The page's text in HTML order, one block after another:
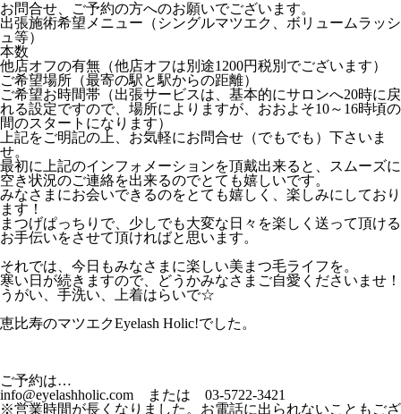
お問合せ、ご予約の方へのお願いでございます。
出張施術希望メニュー（シングルマツエク、ボリュームラッシ
ュ等）
本数
他店オフの有無（他店オフは別途1200円税別でございます）
ご希望場所（最寄の駅と駅からの距離）
ご希望お時間帯（出張サービスは、基本的にサロンへ20時に戻
れる設定ですので、場所によりますが、おおよそ10～16時頃の
間のスタートになります）
上記をご明記の上、お気軽にお問合せ（でもでも）下さいま
せ。
最初に上記のインフォメーションを頂戴出来ると、スムーズに
空き状況のご連絡を出来るのでとても嬉しいです。
みなさまにお会いできるのをとても嬉しく、楽しみにしており
ます！
まつげぱっちりで、少しでも大変な日々を楽しく送って頂ける
お手伝いをさせて頂ければと思います。
それでは、今日もみなさまに楽しい美まつ毛ライフを。
寒い日が続きますので、どうかみなさまご自愛くださいませ！
うがい、手洗い、上着はらいで☆
恵比寿のマツエクEyelash Holic!でした。
ご予約は…
info@eyelashholic.com または 03-5722-3421
※営業時間が長くなりました。お電話に出られないこともござ